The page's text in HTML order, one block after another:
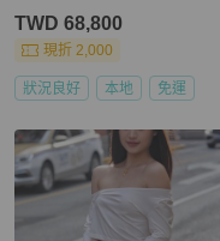
TWD 68,800
現折 2,000
狀況良好 本地 免運